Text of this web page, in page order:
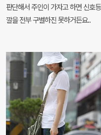
판단해서 주인이 가자고 하면 신호
깔을 전부 구별하진 못하거든요..